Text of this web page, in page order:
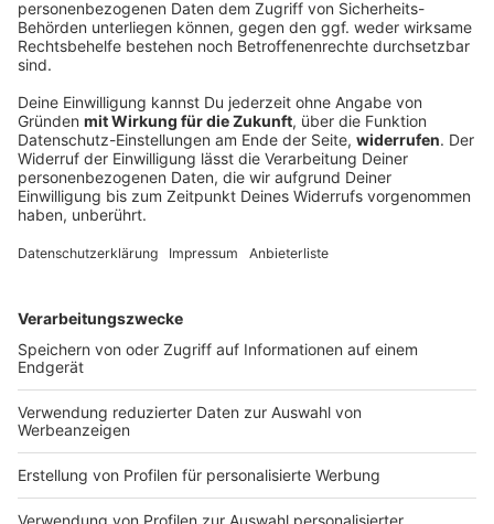
Bayern zahlt rund 360 Millionen Euro an
Microsoft
Bayerns Verwaltung arbeitet meist mit Software des
US-Giganten Microsoft. Das wirft nicht nur Fragen zur
wie viel Geld der Freistaat dafür ausgibt.
DEINE GEMERKTEN ARTIKEL
Du hast dir noch keine Artikel gemerkt
Markiere sie hierfür mit einem